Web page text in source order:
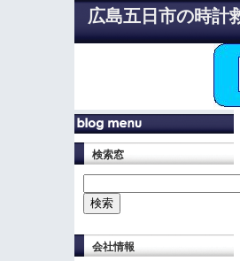
広島五日市の時計
検索窓
会社情報